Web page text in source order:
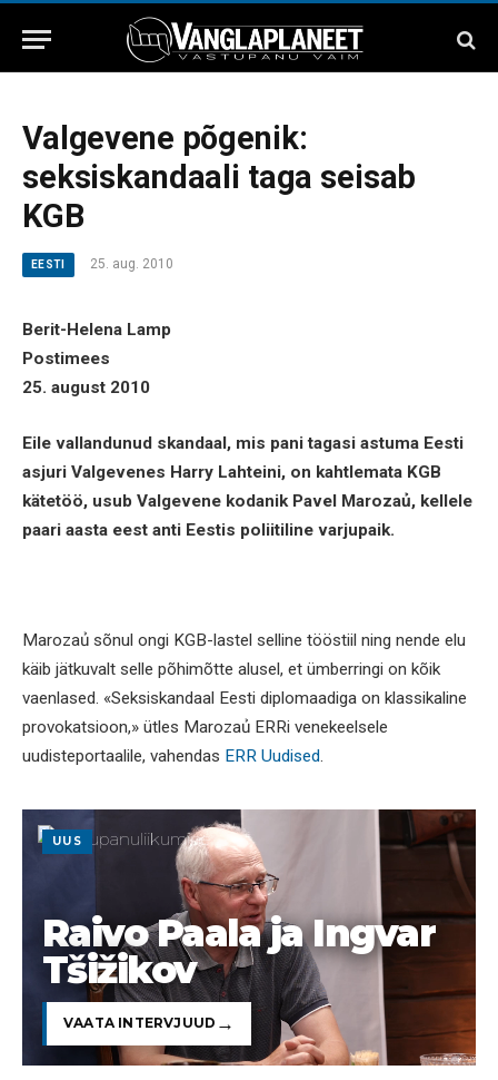
Valgevene põgenik:
seksiskandaali taga seisab
KGB
EESTI 25. aug. 2010
Berit-Helena Lamp
Postimees
25. august 2010
Eile vallandunud skandaal, mis pani tagasi astuma Eesti
asjuri Valgevenes Harry Lahteini, on kahtlemata KGB
kätetöö, usub Valgevene kodanik Pavel Marozaủ, kellele
paari aasta eest anti Eestis poliitiline varjupaik.
Marozaủ sõnul ongi KGB-lastel selline tööstiil ning nende elu
käib jätkuvalt selle põhimõtte alusel, et ümberringi on kõik
vaenlased. «Seksiskandaal Eesti diplomaadiga on klassikaline
provokatsioon,» ütles Marozaủ ERRi venekeelsele
uudisteportaalile, vahendas ERR Uudised.
UUS
Raivo Paala ja Ingvar
Tšižikov
VAATA INTERVJUUD